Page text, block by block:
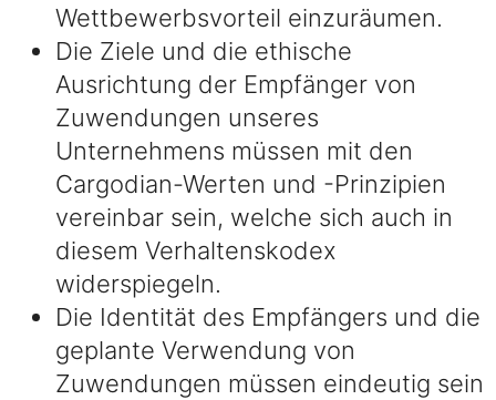
Wettbewerbsvorteil einzuräumen.
Die Ziele und die ethische
Ausrichtung der Empfänger von
Zuwendungen unseres
Unternehmens müssen mit den
Cargodian-Werten und -Prinzipien
vereinbar sein, welche sich auch in
diesem Verhaltenskodex
widerspiegeln.
Die Identität des Empfängers und die
geplante Verwendung von
Zuwendungen müssen eindeutig sein